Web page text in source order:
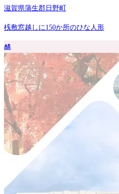
滋賀県蒲生郡日野町
桟敷窓越しに150か所のひな人形
🎎